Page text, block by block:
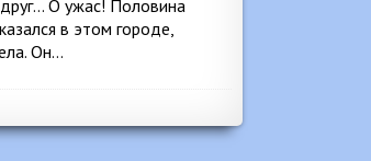
О ужас! Половина
в этом городе,
Он…